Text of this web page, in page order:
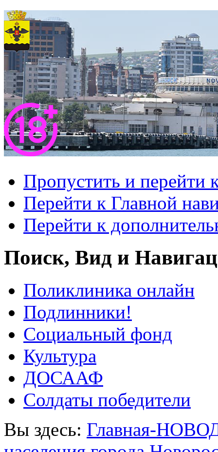
Пропустить и перейти
Перейти к Главной
Перейти к
Поиск, Вид и
Поликлиника онлайн
Подлинники!
Социальный фонд
Культура
ДОСААФ
Солдаты победители
Вы здесь: Главная-